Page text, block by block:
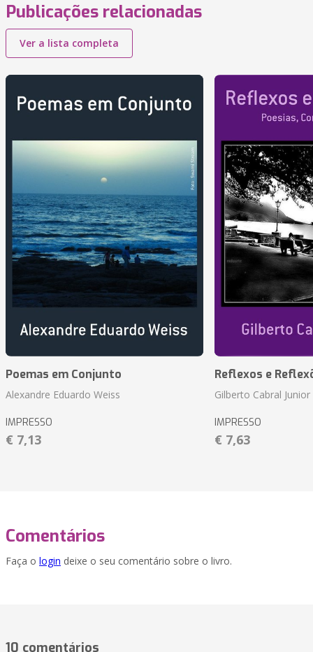
Publicações relacionadas
Ver a lista completa
Poemas em Conjunto
Alexandre Eduardo Weiss
IMPRESSO
€ 7,13
Reflexos e
Gilberto Cabral Junior
IMPRESSO
€ 7,63
Comentários
Faça o login deixe o seu comentário sobre o livro.
10 comentários